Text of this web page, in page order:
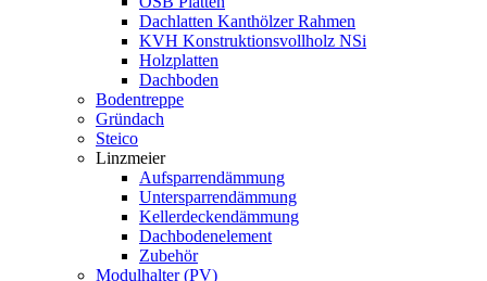
Dachlatten Kanthölzer Rahmen
KVH Konstruktionsvollholz NSi
Holzplatten
Dachboden
Bodentreppe
Gründach
Steico
Linzmeier
Aufsparrendämmung
Untersparrendämmung
Kellerdeckendämmung
Dachbodenelement
Zubehör
Modulhalter (PV)